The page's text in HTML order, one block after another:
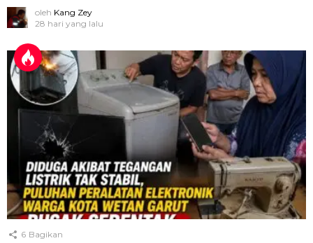
oleh Kang Zey
28 hari yang lalu
6 Bagikan